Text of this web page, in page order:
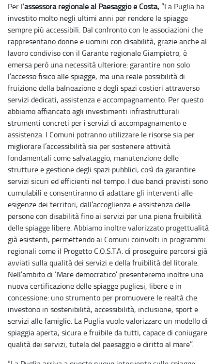
Per l’assessora regionale al Paesaggio e Costa, “La Puglia ha
investito molto negli ultimi anni per rendere le spiagge
sempre più accessibili. Dal confronto con le associazioni che
rappresentano donne e uomini con disabilità, grazie anche al
lavoro condiviso con il Garante regionale Giampietro, è
emersa però una necessità ulteriore: garantire non solo
l’accesso fisico alle spiagge, ma una reale possibilità di
fruizione della balneazione e degli spazi costieri attraverso
servizi dedicati, assistenza e accompagnamento. Per questo
abbiamo affiancato agli investimenti infrastrutturali
strumenti concreti per i servizi di accompagnamento e
assistenza. I Comuni potranno utilizzare le risorse sia per
migliorare l’accessibilità sia per sostenere attività
fondamentali come salvataggio, manutenzione delle
strutture e gestione degli spazi pubblici, così da garantire
servizi sicuri ed efficienti nel tempo. I due bandi previsti sono
cumulabili e consentiranno di adattare gli interventi alle
esigenze dei territori, dall’accoglienza e assistenza delle
persone con disabilità fino ai servizi per una piena fruibilità
delle spiagge libere. Abbiamo inoltre valorizzato progettualità
già esistenti, permettendo ai Comuni coinvolti in programmi
regionali come il Progetto C.O.S.T.A. di proseguire percorsi già
avviati sulla qualità dei servizi e della fruibilità del litorale.
Nell’ambito di ‘Mare democratico’ presenteremo inoltre una
nuova certificazione delle spiagge pugliesi, libere e in
concessione: uno strumento per promuovere le realtà che
investono in sostenibilità, accessibilità, inclusione, sport e
servizi alle famiglie. La Puglia vuole valorizzare un modello di
spiaggia aperta, sicura e fruibile da tutti, capace di coniugare
qualità dei servizi, tutela del paesaggio e diritto al mare”.